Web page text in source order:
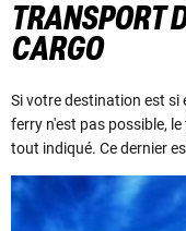
TRANSPORT
CARGO
Si votre destination est si
ferry n'est pas possible,
tout indiqué. Ce dernier